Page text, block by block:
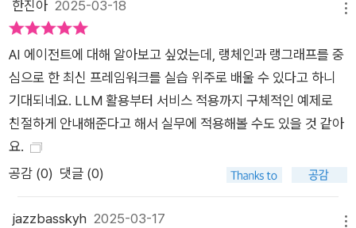
한진아 2025-03-18
AI 에이전트에 대해 알아보고 싶었는데, 랭체인과 랭그래프를 중
심으로 한 최신 프레임워크를 실습 위주로 배울 수 있다고 하니
기대되네요. LLM 활용부터 서비스 적용까지 구체적인 예제로
친절하게 안내해준다고 해서 실무에 적용해볼 수도 있을 것 같아
요.
공감 (0) 댓글 (0)
jazzbasskyh 2025-03-17